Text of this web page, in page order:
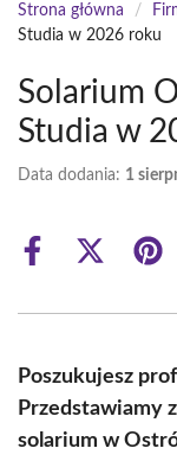
Strona główna /
Studia w 2026 roku
Solarium
Studia w
Data dodania: 1
Share
Share
(Twitter)
Poszukujesz
Przedstawiamy
solarium w